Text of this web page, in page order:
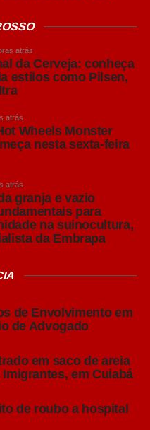
carnes brancas e
sabores dos
articula
com
Pils em alemão) tem
no século XIX.
que lhe confere um
ganhou notoriedade
o malte
ingredientes utilizados
conhecido entre
malte de cevada, água,
sabor do malte, corpo
atrás
da Cerveja: conheça
estilos como Pilsen,
atrás
Wheels Monster
nesta sexta-feira
atrás
granja e vazio
para
na suinocultura,
da Embrapa
de Envolvimento em
de Advogado
em saco de areia
em Cuiabá
de roubo a hospital